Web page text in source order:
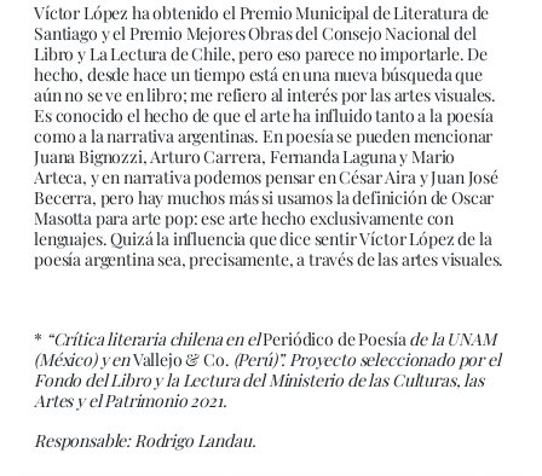
Víctor López ha obtenido el Premio Municipal de Literatura de
Santiago y el Premio Mejores Obras del Consejo Nacional del
Libro y La Lectura de Chile, pero eso parece no importarle. De
hecho, desde hace un tiempo está en una nueva búsqueda que
aún no se ve en libro; me refiero al interés por las artes visuales.
Es conocido el hecho de que el arte ha influido tanto a la poesía
como a la narrativa argentinas. En poesía se pueden mencionar
Juana Bignozzi, Arturo Carrera, Fernanda Laguna y Mario
Arteca, y en narrativa podemos pensar en César Aira y Juan José
Becerra, pero hay muchos más si usamos la definición de Oscar
Masotta para arte pop: ese arte hecho exclusivamente con
lenguajes. Quizá la influencia que dice sentir Víctor López de la
poesía argentina sea, precisamente, a través de las artes visuales.
* “Crítica literaria chilena en elPeriódico de Poesíade la UNAM
(México) y enVallejo & Co. (Perú)”. Proyecto seleccionado por el
Fondo del Libro y la Lectura del Ministerio de las Culturas, las
Artes y el Patrimonio 2021.
Responsable: Rodrigo Landau.